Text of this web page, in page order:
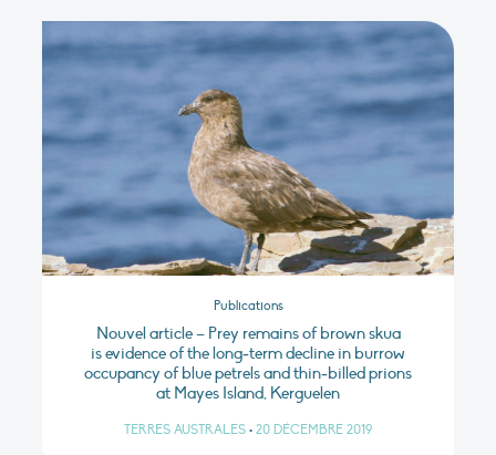
Publications
Nouvel article – Prey remains of brown skua
is evidence of the long‑term decline in burrow
occupancy of blue petrels and thin‑billed prions
at Mayes Island, Kerguelen
TERRES AUSTRALES • 20 DÉCEMBRE 2019